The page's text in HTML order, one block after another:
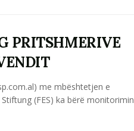
PRITSHMERIVE
me mbështetjen e
(FES) ka bërë monitorimin